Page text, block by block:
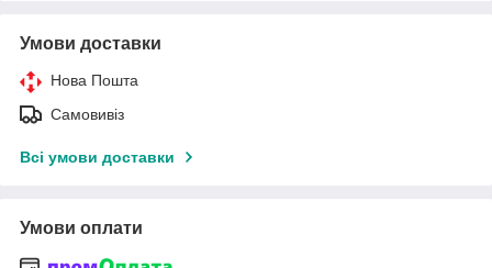
Умови доставки
Нова Пошта
Самовивіз
Всі умови доставки
Умови оплати